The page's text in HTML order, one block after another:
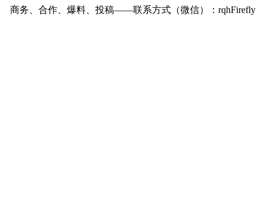
商务、合作、爆料、投稿——联系方式（微信）：rqhFirefly